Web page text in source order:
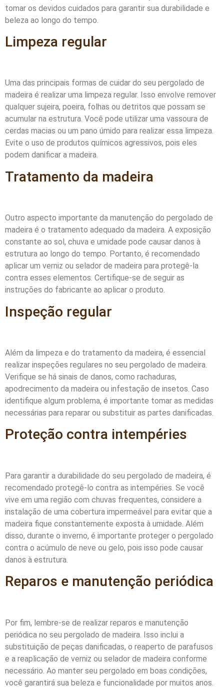
tomar os devidos cuidados para garantir sua durabilidade e
beleza ao longo do tempo.
Limpeza regular
Uma das principais formas de cuidar do seu pergolado de
madeira é realizar uma limpeza regular. Isso envolve remover
qualquer sujeira, poeira, folhas ou detritos que possam se
acumular na estrutura. Você pode utilizar uma vassoura de
cerdas macias ou um pano úmido para realizar essa limpeza.
Evite o uso de produtos químicos agressivos, pois eles
podem danificar a madeira.
Tratamento da madeira
Outro aspecto importante da manutenção do pergolado de
madeira é o tratamento adequado da madeira. A exposição
constante ao sol, chuva e umidade pode causar danos à
estrutura ao longo do tempo. Portanto, é recomendado
aplicar um verniz ou selador de madeira para protegê-la
contra esses elementos. Certifique-se de seguir as
instruções do fabricante ao aplicar o produto.
Inspeção regular
Além da limpeza e do tratamento da madeira, é essencial
realizar inspeções regulares no seu pergolado de madeira.
Verifique se há sinais de danos, como rachaduras,
apodrecimento da madeira ou infestação de insetos. Caso
identifique algum problema, é importante tomar as medidas
necessárias para reparar ou substituir as partes danificadas.
Proteção contra intempéries
Para garantir a durabilidade do seu pergolado de madeira, é
recomendado protegê-lo contra as intempéries. Se você
vive em uma região com chuvas frequentes, considere a
instalação de uma cobertura impermeável para evitar que a
madeira fique constantemente exposta à umidade. Além
disso, durante o inverno, é importante proteger o pergolado
contra o acúmulo de neve ou gelo, pois isso pode causar
danos à estrutura.
Reparos e manutenção periódica
Por fim, lembre-se de realizar reparos e manutenção
periódica no seu pergolado de madeira. Isso inclui a
substituição de peças danificadas, o reaperto de parafusos
e a reaplicação de verniz ou selador de madeira conforme
necessário. Ao manter seu pergolado em boas condições,
você garantirá sua beleza e funcionalidade por muitos anos.